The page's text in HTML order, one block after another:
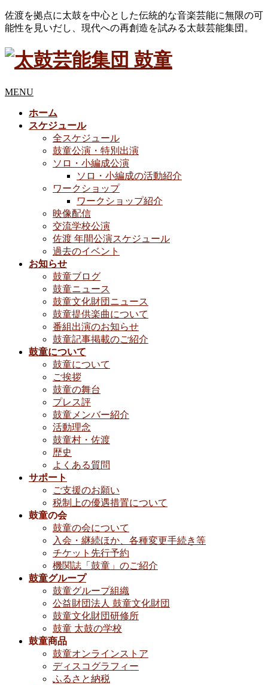
佐渡を拠点に太鼓を中心とした伝統的な音楽芸能に無限の可
能性を見いだし、現代への再創造を試みる太鼓芸能集団。
MENU
ホーム
スケジュール
全スケジュール
鼓童公演・特別出演
ソロ・小編成公演
ソロ・小編成の活動紹介
ワークショップ
ワークショップ紹介
映像配信
交流学校公演
佐渡 年間公演スケジュール
過去のイベント
お知らせ
鼓童ブログ
鼓童ニュース
鼓童文化財団ニュース
鼓童提供楽曲について
番組出演のお知らせ
鼓童記事掲載のご紹介
鼓童について
鼓童について
ご挨拶
鼓童の舞台
プレス評
鼓童メンバー紹介
活動理念
鼓童村・佐渡
歴史
よくある質問
サポート
ご支援のお願い
税制上の優遇措置について
鼓童の会
鼓童の会について
入会・継続ほか、各種変更手続き等
チケット先行予約
機関誌「鼓童」のご紹介
鼓童グループ
鼓童グループ組織
公益財団法人 鼓童文化財団
鼓童文化財団研修所
鼓童 太鼓の学校
鼓童商品
鼓童オンラインストア
ディスコグラフィー
ふるさと納税